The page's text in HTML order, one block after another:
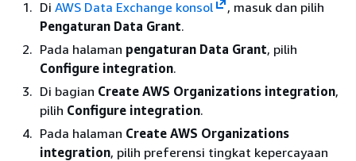
Di AWS Data Exchange konsol
, masuk dan pilih
Pengaturan Data Grant.
Pada halaman pengaturan Data Grant, pilih
Configure integration.
Di bagian Create AWS Organizations integration,
pilih Configure integration.
Pada halaman Create AWS Organizations
integration, pilih preferensi tingkat kepercayaan